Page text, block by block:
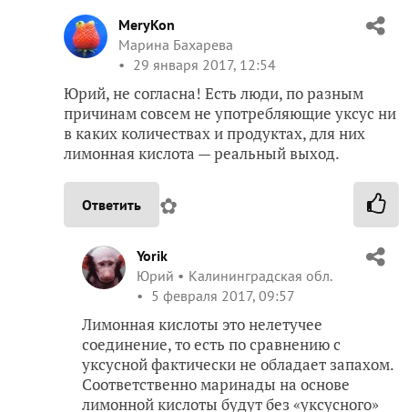
MeryKon
Марина Бахарева
29 января 2017, 12:54
Юрий, не согласна! Есть люди, по разным
причинам совсем не употребляющие уксус ни
в каких количествах и продуктах, для них
лимонная кислота — реальный выход.
Ответить ✿
Yorik
Юрий
Калининградская обл.
5 февраля 2017, 09:57
Лимонная кислоты это нелетучее
соединение, то есть по сравнению с
уксусной фактически не обладает запахом.
Соответственно маринады на основе
лимонной кислоты будут без «уксусного»